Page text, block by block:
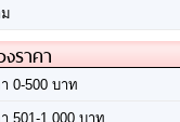
ราคา
0-500 บาท
501-1,000 บาท